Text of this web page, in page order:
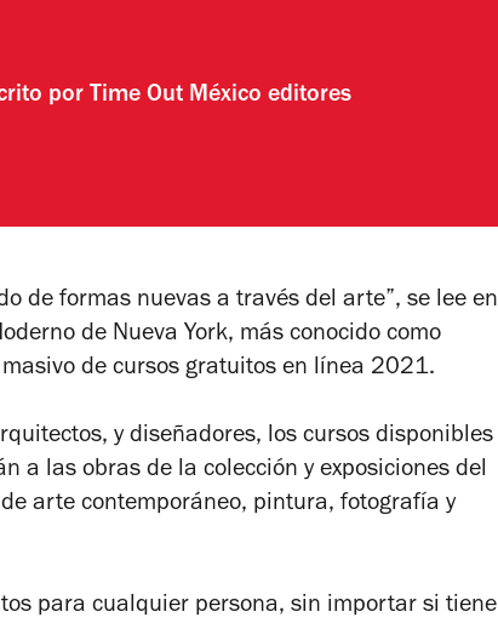
por Time Out México editores
de formas nuevas a través del arte”, se lee en
de Nueva York, más conocido como
de cursos gratuitos en línea 2021.
y diseñadores, los cursos disponibles
a las obras de la colección y exposiciones del
arte contemporáneo, pintura, fotografía y
para cualquier persona, sin importar si tiene